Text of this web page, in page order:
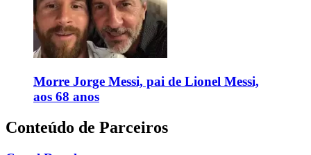
Morre Jorge Messi, pai de Lionel Messi,
aos 68 anos
Conteúdo de Parceiros